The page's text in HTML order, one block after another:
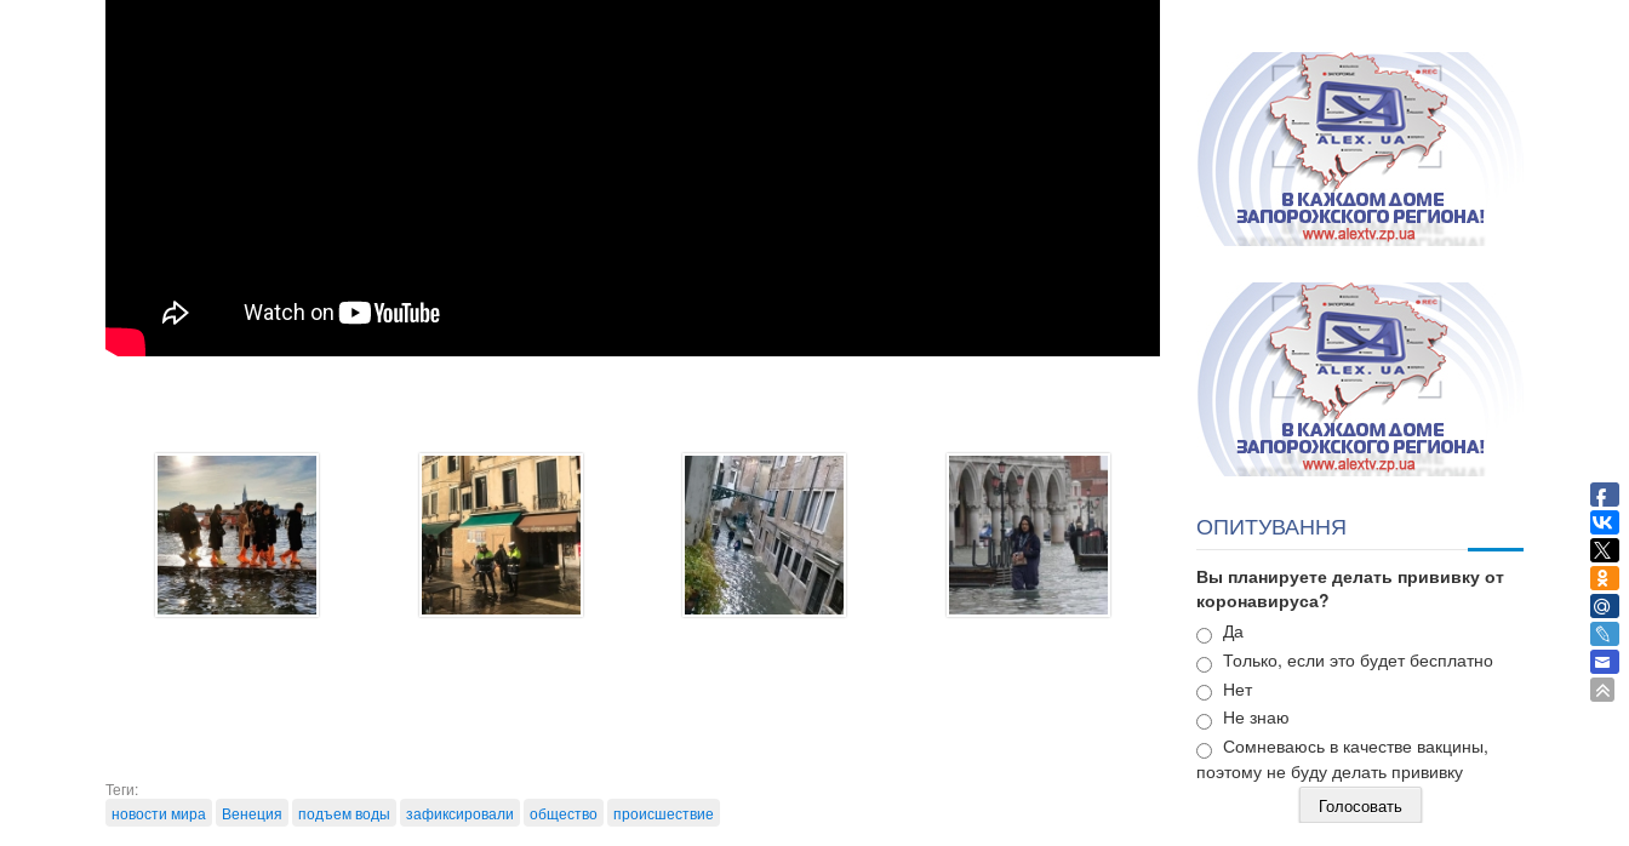
Теги:
новости мира
Венеция подъем воды зафиксировали общество происшествие
ОПИТУВАННЯ
Вы планируете делать прививку от
коронавируса?
Варианты
Да
Только, если это будет бесплатно
Нет
Не знаю
Сомневаюсь в качестве вакцины,
поэтому не буду делать прививку